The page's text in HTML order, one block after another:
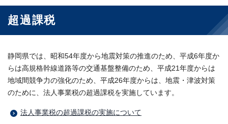
超過課税
静岡県では、昭和54年度から地震対策の推進のため、平成6年度か
らは高規格幹線道路等の交通基盤整備のため、平成21年度からは
地域間競争力の強化のため、平成26年度からは、地震・津波対策
のために、法人事業税の超過課税を実施しています。
法人事業税の超過課税の実施について